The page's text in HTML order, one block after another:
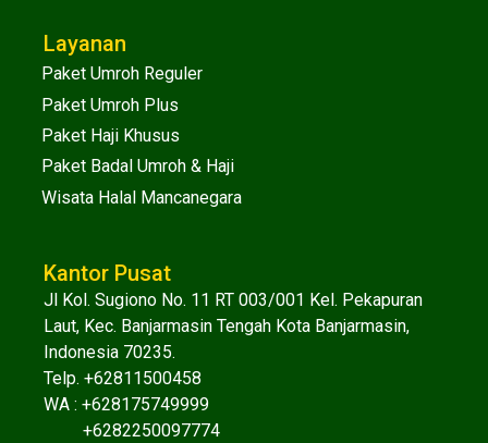
Layanan
Paket Umroh Reguler
Paket Umroh Plus
Paket Haji Khusus
Paket Badal Umroh & Haji
Wisata Halal Mancanegara
Kantor Pusat
Jl Kol. Sugiono No. 11 RT 003/001 Kel. Pekapuran
Laut, Kec. Banjarmasin Tengah Kota Banjarmasin,
Indonesia 70235.
Telp. +62811500458
WA : +628175749999
+6282250097774